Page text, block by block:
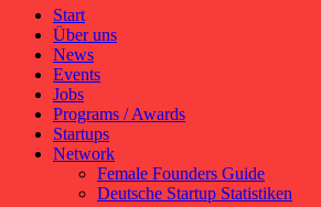
Start
Über uns
News
Events
Jobs
Programs / Awards
Startups
Network
Female Founders Guide
Deutsche Startup Statistiken